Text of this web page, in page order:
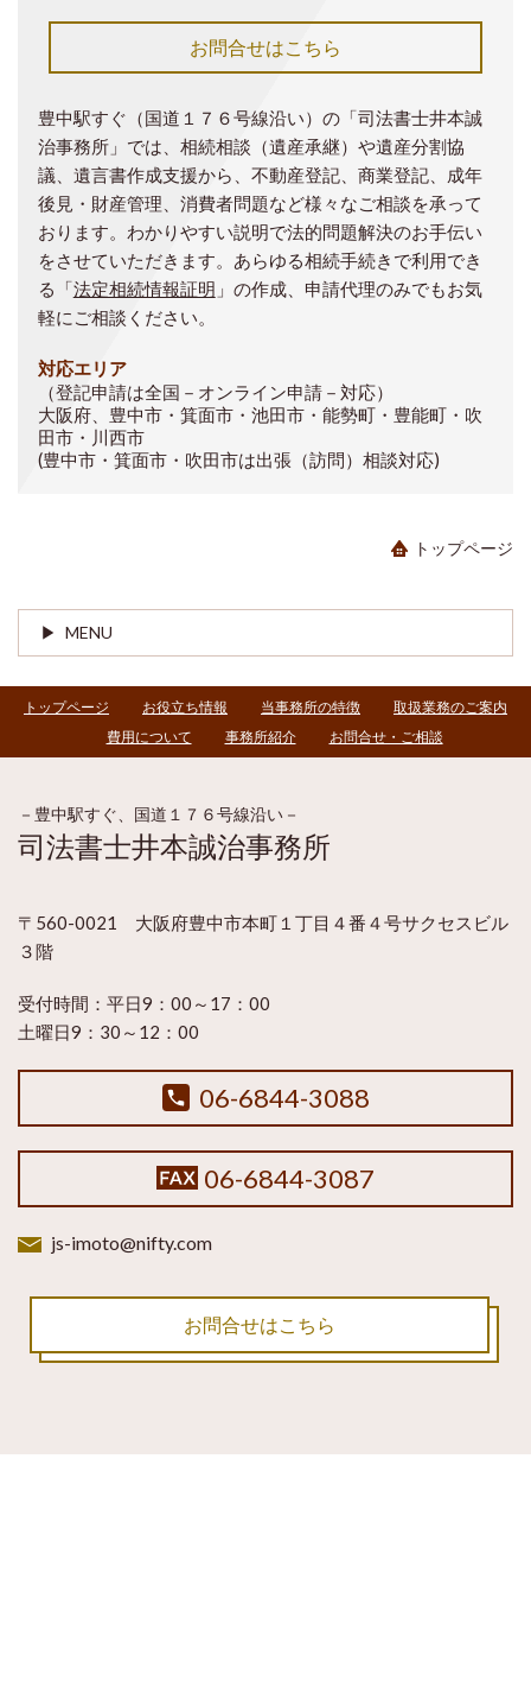
お問合せはこちら
豊中駅すぐ（国道１７６号線沿い）の「司法書士井本誠
治事務所」では、相続相談（遺産承継）や遺産分割協
議、遺言書作成支援から、不動産登記、商業登記、成年
後見・財産管理、消費者問題など様々なご相談を承って
おります。わかりやすい説明で法的問題解決のお手伝い
をさせていただきます。あらゆる相続手続きで利用でき
る「法定相続情報証明 」の作成、申請代理のみでもお気
軽にご相談ください。
対応エリア
（登記申請は全国－オンライン申請－対応）
大阪府、豊中市・箕面市・池田市・能勢町・豊能町・吹
田市・川西市
(豊中市・箕面市・吹田市は出張（訪問）相談対応)
トップページ
MENU
トップページ お役立ち情報 当事務所の特徴
取扱業務のご案内
費用について
事務所紹介 お問合せ・ご相談
－豊中駅すぐ、国道１７６号線沿い－
司法書士井本誠治事務所
〒560-0021 大阪府豊中市本町１丁目４番４号サクセスビル
３階
受付時間： 平日9：00～17：00
土曜日9：30～12：00
06-6844-3088
06-6844-3087
js-imoto@nifty.com
お問合せはこちら